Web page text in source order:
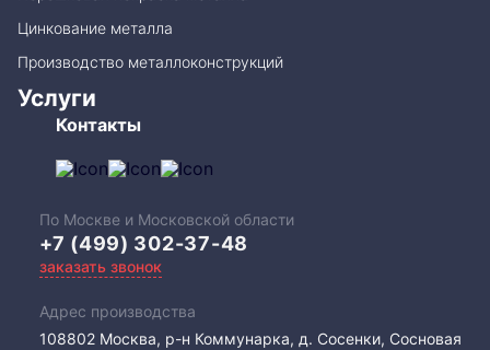
Цинкование металла
Производство металлоконструкций
Услуги
Контакты
По Москве и Московской области
+7 (499) 302-37-48
заказать звонок
Адрес производства
108802​ Москва, р-н Коммунарка, д. Сосенки, Сосновая